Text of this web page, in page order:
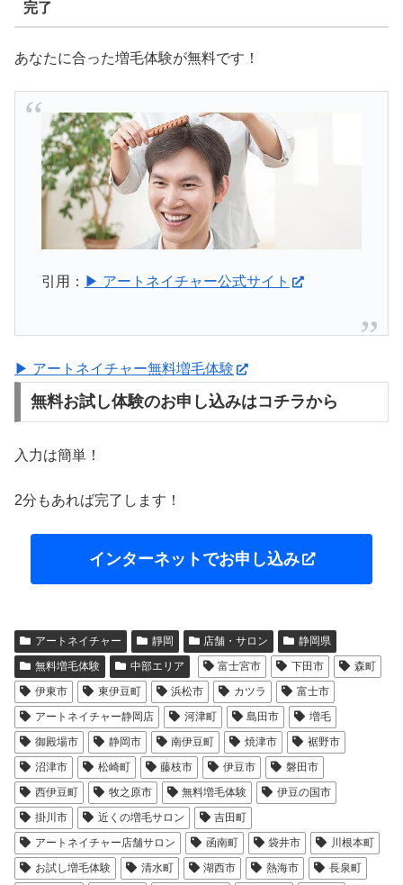
完了
あなたに合った増毛体験が無料です！
引用： ▶ アートネイチャー公式サイト
▶ アートネイチャー無料増毛体験
無料お試し体験のお申し込みはコチラから
入力は簡単！
2分もあれば完了します！
インターネットでお申し込み
アートネイチャー 靜岡 店舗・サロン
静岡県
無料増毛体験
中部エリア 富士宮市 下田市
森町
伊東市
東伊豆町 浜松市 カツラ
富士市
アートネイチャー静岡店
河津町 島田市
増毛
御殿場市
静岡市 南伊豆町 焼津市
裾野市
沼津市
松崎町 藤枝市 伊豆市
磐田市
西伊豆町
牧之原市 無料増毛体験
伊豆の国市
掛川市
近くの増毛サロン
吉田町
アートネイチャー店舗サロン
函南町 袋井市
川根本町
お試し増毛体験
清水町 湖西市 熱海市
長泉町